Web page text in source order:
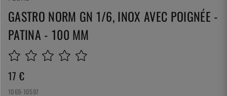
GASTRO NORM GN 1/6, INOX AVEC POIGNÉE -
PATINA - 100 MM
17 €
1069-10597